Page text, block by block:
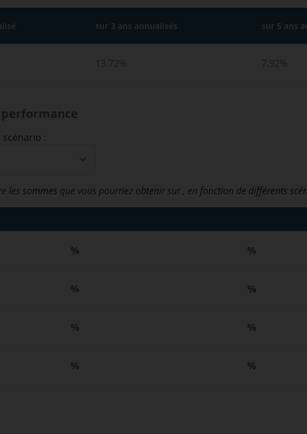
sur 3 ans annualisés sur 5 ans
13.72% 7.92%
:
les sommes que vous pourriez obtenir sur, en fonction de différents
% %
% %
% %
% %